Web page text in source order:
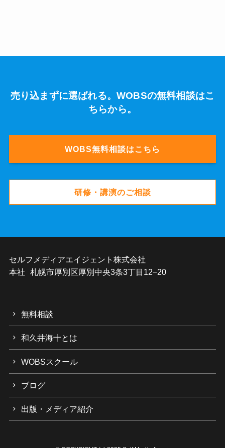
売り込まずに選ばれる。WOBSの無料相談はこ
ちらから。
WOBS無料相談はこちら
研修・講演のご相談
セルフメディアエイジェント株式会社
本社 札幌市厚別区厚別中央3条3丁目12−20
無料相談
和久井海十とは
WOBSスクール
ブログ
出版・メディア紹介